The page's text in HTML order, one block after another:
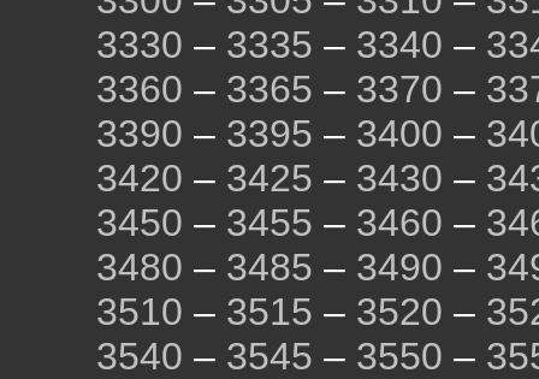
3330 – 3335 – 3340 –
3360 – 3365 – 3370 –
3390 – 3395 – 3400 –
3420 – 3425 – 3430 –
3450 – 3455 – 3460 –
3480 – 3485 – 3490 –
3510 – 3515 – 3520 –
3540 – 3545 – 3550 –